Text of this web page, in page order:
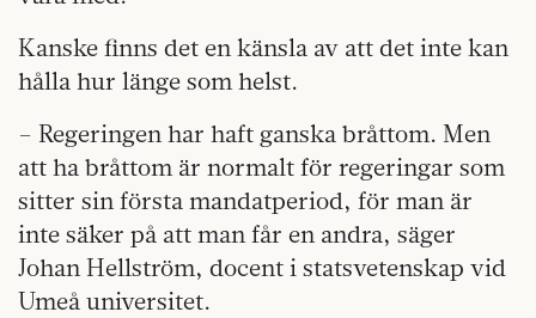
Kanske finns det en känsla av att det inte kan
hålla hur länge som helst.
– Regeringen har haft ganska bråttom. Men
att ha bråttom är normalt för regeringar som
sitter sin första mandatperiod, för man är
inte säker på att man får en andra, säger
Johan Hellström, docent i statsvetenskap vid
Umeå universitet.